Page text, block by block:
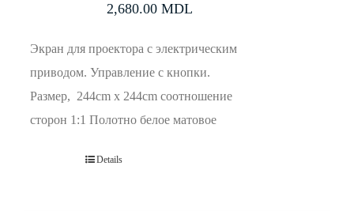
2,680.00 MDL
Экран для проектора с электрическим
приводом. Управление с кнопки.
Размер, 244cm x 244cm соотношение
сторон 1:1 Полотно белое матовое
Details